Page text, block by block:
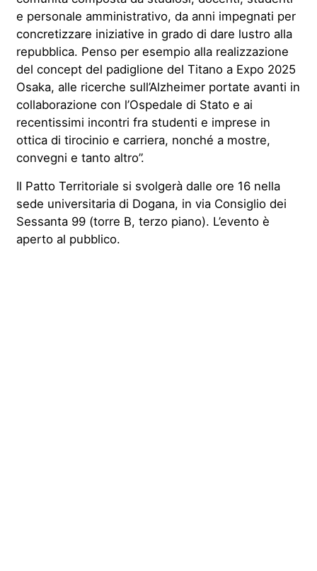
e personale amministrativo, da anni impegnati per
concretizzare iniziative in grado di dare lustro alla
repubblica. Penso per esempio alla realizzazione
del concept del padiglione del Titano a Expo 2025
Osaka, alle ricerche sull’Alzheimer portate avanti in
collaborazione con l’Ospedale di Stato e ai
recentissimi incontri fra studenti e imprese in
ottica di tirocinio e carriera, nonché a mostre,
convegni e tanto altro”.
Il Patto Territoriale si svolgerà dalle ore 16 nella
sede universitaria di Dogana, in via Consiglio dei
Sessanta 99 (torre B, terzo piano). L’evento è
aperto al pubblico.